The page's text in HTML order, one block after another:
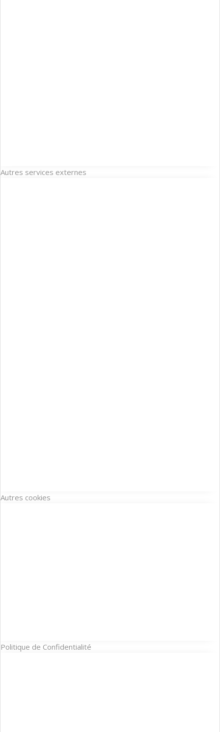
Autres services externes
Autres cookies
Politique de Confidentialité